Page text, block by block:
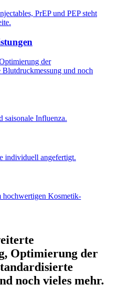
PrEP und PEP steht
der
und noch
Influenza.
individuell angefertigt.
hochwertigen Kosmetik-
Optimierung der
noch vieles mehr.